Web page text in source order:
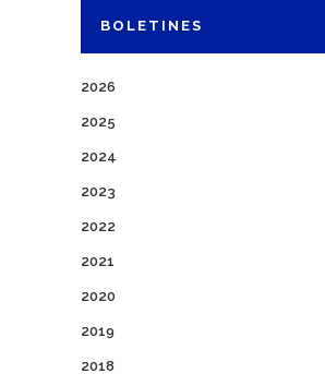
BOLETINES
2026
2025
2024
2023
2022
2021
2020
2019
2018